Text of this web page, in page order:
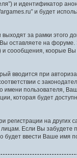
и идентификатор
и будет
за рамки этого
оставляете на
и соообщения, коорые
вводится при
с
имени пользователя,
которая будет
на других
лицам. Если Вы
ввести Ваше имя